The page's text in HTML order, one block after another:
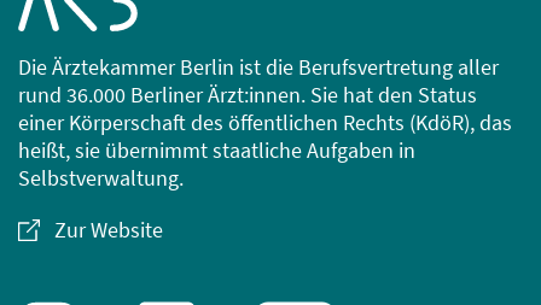
Die Ärztekammer Berlin ist die Berufsvertretung aller
rund 36.000 Berliner Ärzt:innen. Sie hat den Status
einer Körperschaft des öffentlichen Rechts (KdöR), das
heißt, sie übernimmt staatliche Aufgaben in
Selbstverwaltung.
Zur Website